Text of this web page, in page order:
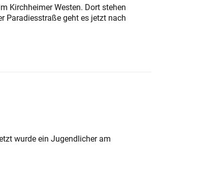
Kirchheimer Westen. Dort stehen
Paradiesstraße geht es jetzt nach
wurde ein Jugendlicher am